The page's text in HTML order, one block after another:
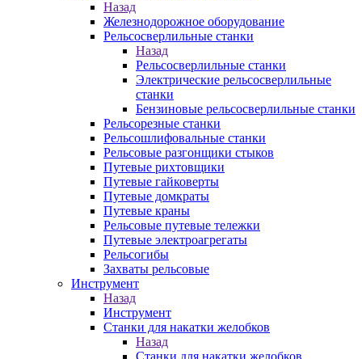
Назад
Железнодорожное оборудование
Рельсосверлильные станки
Назад
Рельсосверлильные станки
Электрические рельсосверлильные
станки
Бензиновые рельсосверлильные станки
Рельсорезные станки
Рельсошлифовальные станки
Рельсовые разгонщики стыков
Путевые рихтовщики
Путевые гайковерты
Путевые домкраты
Путевые краны
Рельсовые путевые тележки
Путевые электроагрегаты
Рельсогибы
Захваты рельсовые
Инструмент
Назад
Инструмент
Станки для накатки желобков
Назад
Станки для накатки желобков